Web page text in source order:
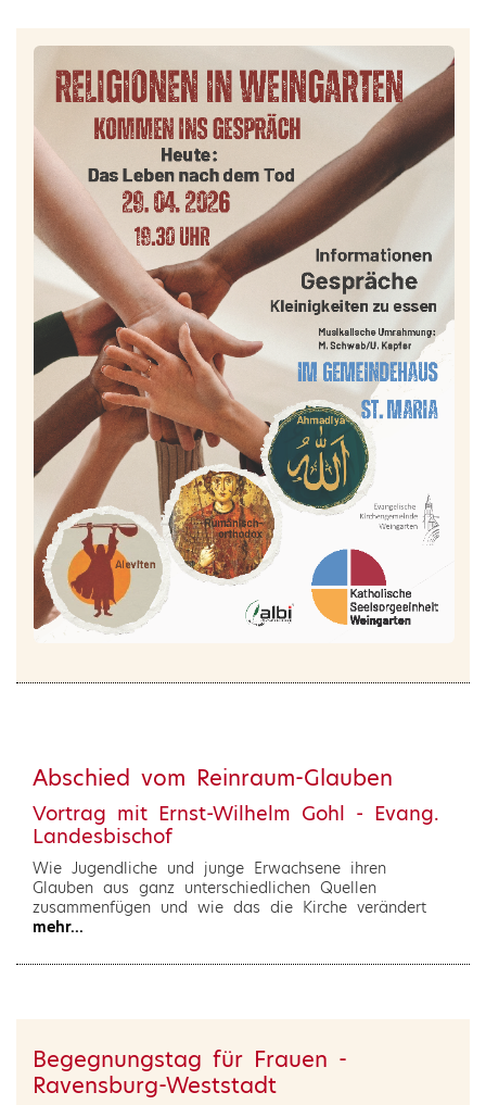
Abschied vom Reinraum-Glauben
Vortrag mit Ernst-Wilhelm Gohl - Evang.
Landesbischof
Wie Jugendliche und junge Erwachsene ihren
Glauben aus ganz unterschiedlichen Quellen
zusammenfügen und wie das die Kirche verändert
mehr...
Begegnungstag für Frauen -
Ravensburg-Weststadt